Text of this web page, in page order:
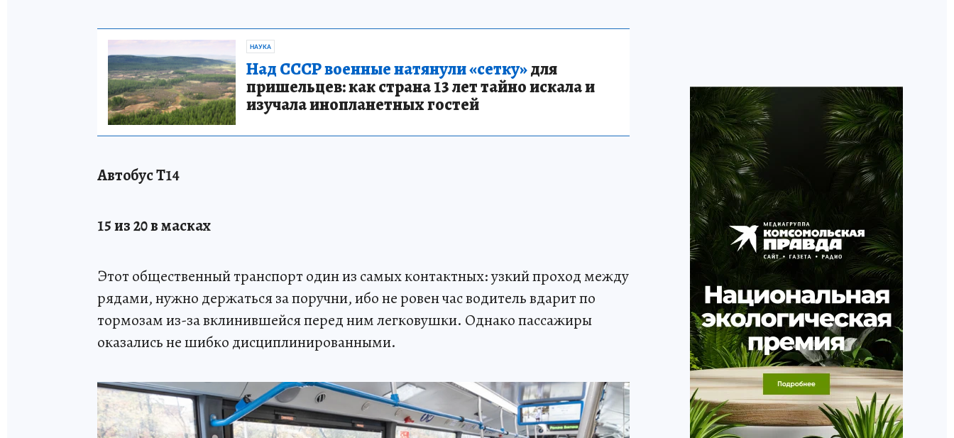
НАУКА
Над СССР военные натянули «сетку»для
пришельцев: как страна 13 лет тайно искала и
изучала инопланетных гостей
Автобус Т14
15 из 20 в масках
Этот общественный транспорт один из самых контактных: узкий проход между
рядами, нужно держаться за поручни, ибо не ровен час водитель вдарит по
тормозам из-за вклинившейся перед ним легковушки. Однако пассажиры
оказались не шибко дисциплинированными.